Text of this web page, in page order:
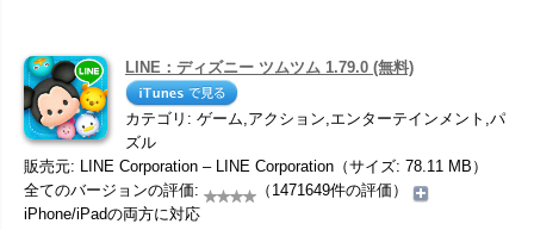
LINE：ディズニー ツムツム 1.79.0 (無料)
カテゴリ: ゲーム,アクション,エンターテインメント,パ
ズル
販売元: LINE Corporation – LINE Corporation（サイズ: 78.11 MB）
全てのバージョンの評価:
（1471649件の評価）
iPhone/iPadの両方に対応